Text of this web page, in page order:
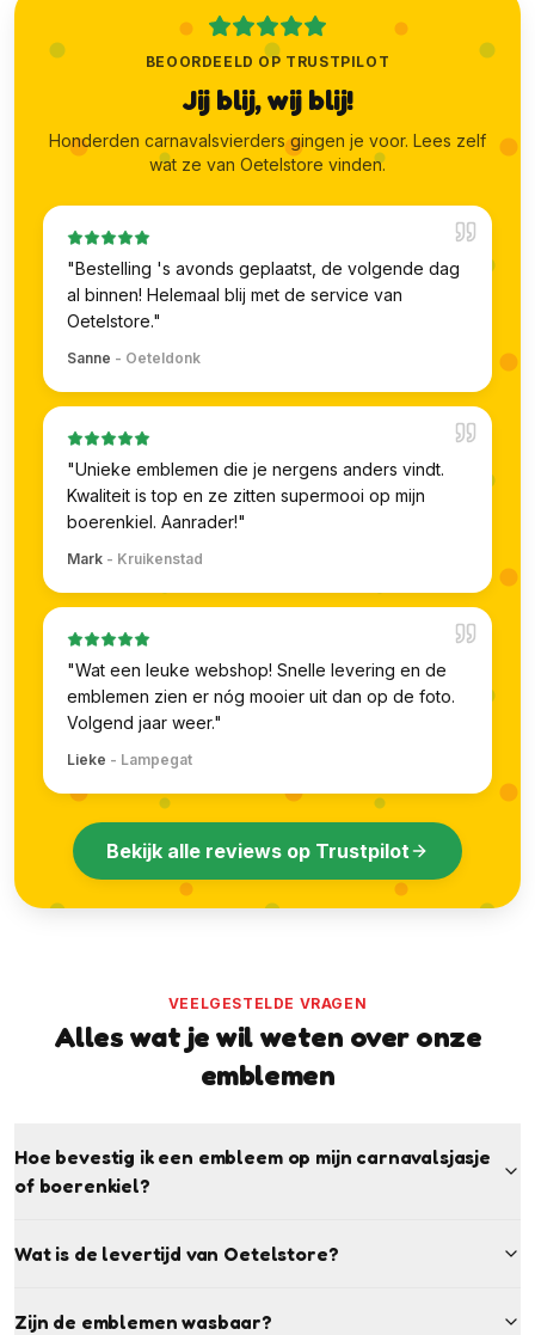
BEOORDEELD OP TRUSTPILOT
Jij blij, wij blij!
Honderden carnavalsvierders gingen je voor. Lees zelf
wat ze van Oetelstore vinden.
"Bestelling 's avonds geplaatst, de volgende dag
al binnen! Helemaal blij met de service van
Oetelstore."
Sanne - Oeteldonk
"Unieke emblemen die je nergens anders vindt.
Kwaliteit is top en ze zitten supermooi op mijn
boerenkiel. Aanrader!"
Mark - Kruikenstad
"Wat een leuke webshop! Snelle levering en de
emblemen zien er nóg mooier uit dan op de foto.
Volgend jaar weer."
Lieke - Lampegat
Bekijk alle reviews op Trustpilot
VEELGESTELDE VRAGEN
Alles wat je wil weten over onze
emblemen
Hoe bevestig ik een embleem op mijn carnavalsjasje
of boerenkiel?
Wat is de levertijd van Oetelstore?
Zijn de emblemen wasbaar?